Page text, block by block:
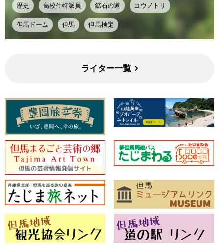
歴史 高校生特派員 鉱石の道 コウノトリ
但馬ドーム 但馬 但馬検定
ライター一覧